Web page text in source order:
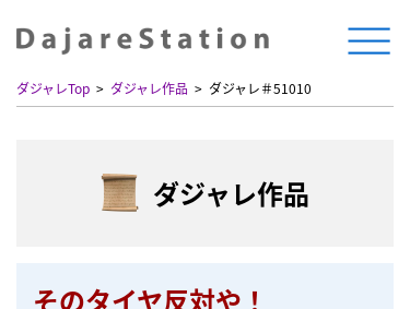
ダジャレTop ダジャレ作品 ダジャレ＃51010
ダジャレ作品
そのタイヤ反対や！